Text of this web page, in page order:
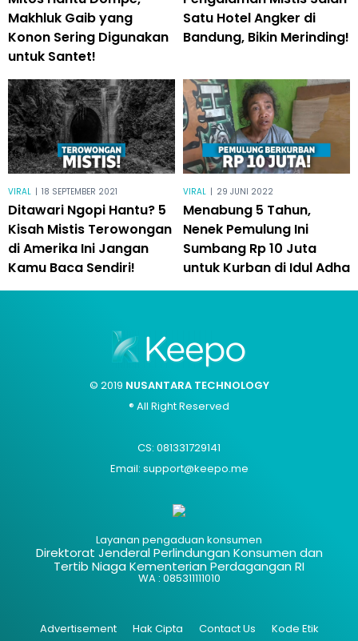
Makhluk Gaib yang
Konon Sering Digunakan
untuk Santet!
Satu Hotel Angker di
Bandung, Bikin Merinding!
VIRAL | 18 SEPTEMBER 2021
Ditawari Ngopi Hantu? 5
Kisah Mistis Terowongan
di Amerika Ini Jangan
Kamu Baca Sendiri!
VIRAL | 29 JUNI 2022
Menabung 5 Tahun,
Nenek Pemulung Ini
Sumbang Rp 10 Juta
untuk Kurban di Idul Adha
© 2019 NUSANTARA TECHNOLOGY
® All Right Reserved
CS: 081331729141
Email: support@keepo.me
Layanan pengaduan konsumen
Direktorat Jenderal Perlindungan Konsumen dan
Tertib Niaga Kementerian Perdagangan RI
WA : 085311111010
Advertisement Hak Cipta Contact Us Kode Etik